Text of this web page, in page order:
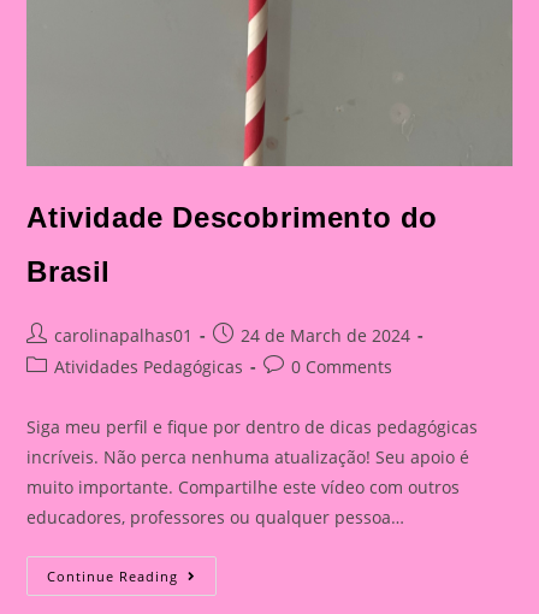
Atividade Descobrimento do
Brasil
Post
author:
carolinapalhas01
Post
published:
24 de March de 2024
PostAtividades Pedagógicas
Post0 Comments
Siga meu perfil e fique por dentro de dicas pedagógicas
incríveis. Não perca nenhuma atualização! Seu apoio é
muito importante. Compartilhe este vídeo com outros
educadores, professores ou qualquer pessoa…
Continue Reading Atividade
Descobrimento